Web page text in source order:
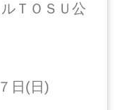
ＴＯＳＵ公
日(日)